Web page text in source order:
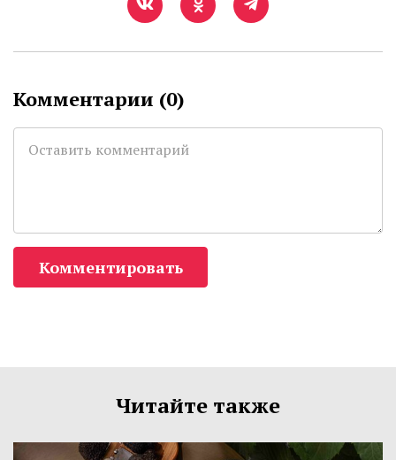
Комментарии (0)
Комментировать
Читайте также